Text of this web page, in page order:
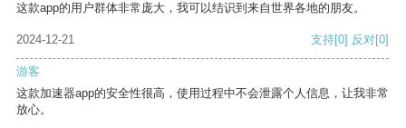
这款app的用户群体非常庞大，我可以结识到来自世界各地的朋友。
2024-12-21 支持[0] 反对[0]
游客
这款加速器app的安全性很高，使用过程中不会泄露个人信息，让我非常
放心。